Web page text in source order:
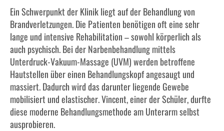
Ein Schwerpunkt der Klinik liegt auf der Behandlung von
Brandverletzungen. Die Patienten benötigen oft eine sehr
lange und intensive Rehabilitation – sowohl körperlich als
auch psychisch. Bei der Narbenbehandlung mittels
Unterdruck-Vakuum-Massage (UVM) werden betroffene
Hautstellen über einen Behandlungskopf angesaugt und
massiert. Dadurch wird das darunter liegende Gewebe
mobilisiert und elastischer. Vincent, einer der Schüler, durfte
diese moderne Behandlungsmethode am Unterarm selbst
ausprobieren.